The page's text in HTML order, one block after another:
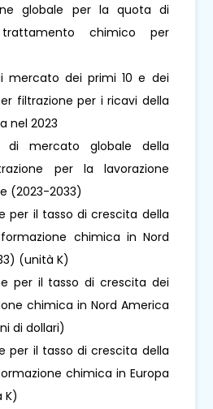
globale per la quota di
chimico per
mercato dei primi 10 e dei
filtrazione per i ricavi della
nel 2023
di mercato globale della
per la lavorazione
(2023-2033)
per il tasso di crescita della
chimica in Nord
(unità K)
per il tasso di crescita dei
chimica in Nord America
di dollari)
per il tasso di crescita della
chimica in Europa
K)